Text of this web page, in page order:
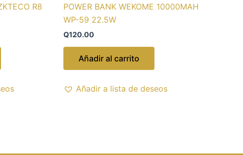
R8
POWER BANK WEKOME 10000MAH
WP-59 22.5W
Q120.00
Añadir al carrito
Añadir a lista de deseos